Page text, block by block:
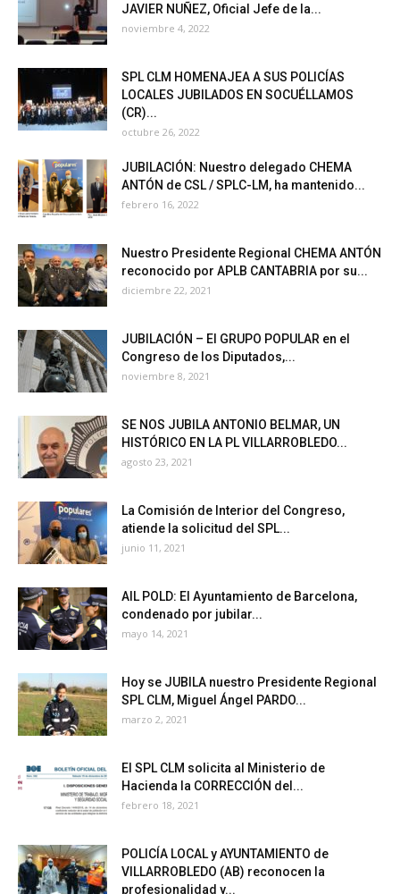
JAVIER NUÑEZ, Oficial Jefe de la...
noviembre 4, 2022
SPL CLM HOMENAJEA A SUS POLICÍAS
LOCALES JUBILADOS EN SOCUÉLLAMOS
(CR)...
octubre 26, 2022
JUBILACIÓN: Nuestro delegado CHEMA
ANTÓN de CSL / SPLC-LM, ha mantenido...
febrero 16, 2022
Nuestro Presidente Regional CHEMA ANTÓN
reconocido por APLB CANTABRIA por su...
diciembre 22, 2021
JUBILACIÓN – El GRUPO POPULAR en el
Congreso de los Diputados,...
noviembre 8, 2021
SE NOS JUBILA ANTONIO BELMAR, UN
HISTÓRICO EN LA PL VILLARROBLEDO...
agosto 23, 2021
La Comisión de Interior del Congreso,
atiende la solicitud del SPL...
junio 11, 2021
AIL POLD: El Ayuntamiento de Barcelona,
condenado por jubilar...
mayo 14, 2021
Hoy se JUBILA nuestro Presidente Regional
SPL CLM, Miguel Ángel PARDO...
marzo 2, 2021
El SPL CLM solicita al Ministerio de
Hacienda la CORRECCIÓN del...
febrero 18, 2021
POLICÍA LOCAL y AYUNTAMIENTO de
VILLARROBLEDO (AB) reconocen la
profesionalidad y...